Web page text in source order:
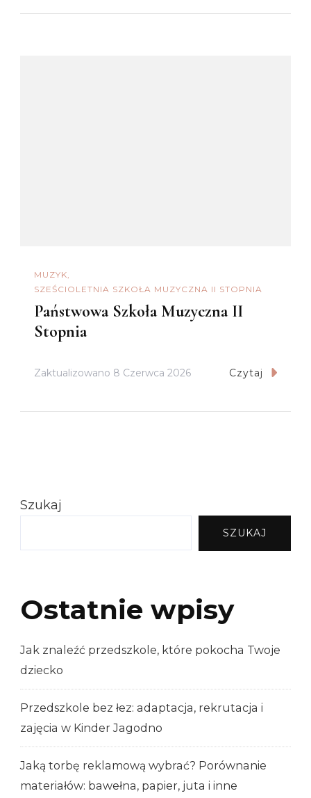
MUZYK
SZEŚCIOLETNIA SZKOŁA MUZYCZNA II STOPNIA
Państwowa Szkoła Muzyczna II
Stopnia
Zaktualizowano 8 Czerwca 2026 Czytaj
Szukaj
SZUKAJ
Ostatnie wpisy
Jak znaleźć przedszkole, które pokocha Twoje
dziecko
Przedszkole bez łez: adaptacja, rekrutacja i
zajęcia w Kinder Jagodno
Jaką torbę reklamową wybrać? Porównanie
materiałów: bawełna, papier, juta i inne